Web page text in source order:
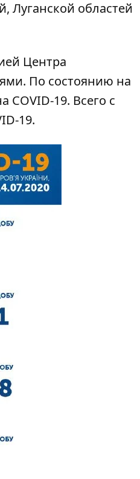
Луганской областей
Центра
По состоянию на
19. Всего с
19.